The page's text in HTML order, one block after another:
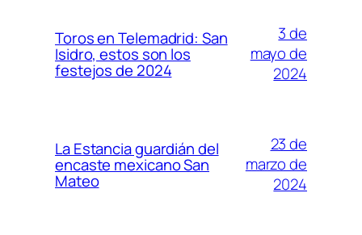
Toros en Telemadrid: San
Isidro, estos son los
festejos de 2024
3 de
mayo de
2024
La Estancia guardián del
encaste mexicano San
Mateo
23 de
marzo de
2024